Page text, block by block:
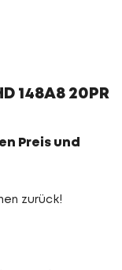
148A8 20PR
Preis und
zurück!